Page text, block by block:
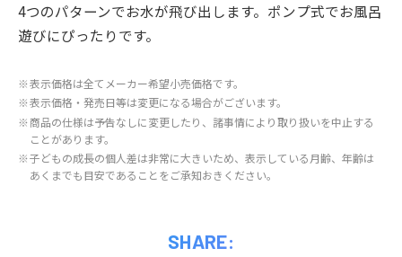
4つのパターンでお水が飛び出します。ポンプ式でお風呂
遊びにぴったりです。
※表示価格は全てメーカー希望小売価格です。
※表示価格・発売日等は変更になる場合がございます。
※商品の仕様は予告なしに変更したり、諸事情により取り扱いを中止する
ことがあります。
※子どもの成長の個人差は非常に大きいため、表示している月齢、年齢は
あくまでも目安であることをご承知おきください。
SHARE: